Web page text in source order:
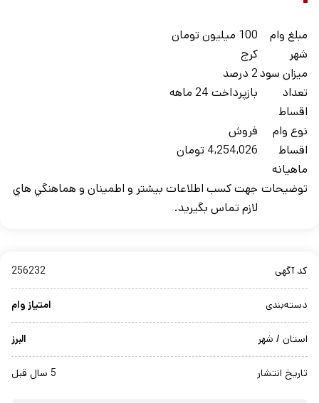
مبلغ وام
100 میلیون تومان
شهر
کرج
ميزان سود2 درصد
تعداد
اقساط
بازپرداخت 24 ماهه
نوع وام
فروش
اقساط
ماهيانه
4,254,026 تومان
توضيحات جهت کسب اطلاعات بيشتر و اطمينان و هماهنگي هاي
لازم تماس بگيريد.
کد آگهی 256232
دسته‌بندی امتیاز وام
استان / شهر البرز
تاریخ انتشار 5 سال قبل